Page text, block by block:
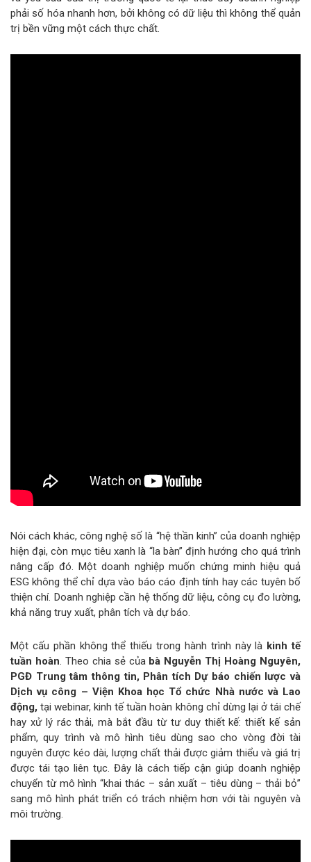
phải số hóa nhanh hơn, bởi không có dữ liệu thì không thể quản
trị bền vững một cách thực chất.
Nói cách khác, công nghệ số là “hệ thần kinh” của doanh nghiệp
hiện đại, còn mục tiêu xanh là “la bàn” định hướng cho quá trình
nâng cấp đó. Một doanh nghiệp muốn chứng minh hiệu quả
ESG không thể chỉ dựa vào báo cáo định tính hay các tuyên bố
thiện chí. Doanh nghiệp cần hệ thống dữ liệu, công cụ đo lường,
khả năng truy xuất, phân tích và dự báo.
Một cấu phần không thể thiếu trong hành trình này là kinh tế
tuần hoàn . Theo chia sẻ của bà Nguyễn Thị Hoàng Nguyên,
PGĐ Trung tâm thông tin, Phân tích Dự báo chiến lược và
Dịch vụ công – Viện Khoa học Tổ chức Nhà nước và Lao
động, tại webinar, kinh tế tuần hoàn không chỉ dừng lại ở tái chế
hay xử lý rác thải, mà bắt đầu từ tư duy thiết kế: thiết kế sản
phẩm, quy trình và mô hình tiêu dùng sao cho vòng đời tài
nguyên được kéo dài, lượng chất thải được giảm thiểu và giá trị
được tái tạo liên tục. Đây là cách tiếp cận giúp doanh nghiệp
chuyển từ mô hình “khai thác – sản xuất – tiêu dùng – thải bỏ”
sang mô hình phát triển có trách nhiệm hơn với tài nguyên và
môi trường.